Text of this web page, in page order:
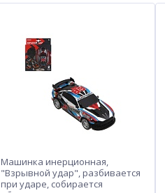
Машинка инерционная,
"Взрывной удар", разбивается
при ударе, собирается